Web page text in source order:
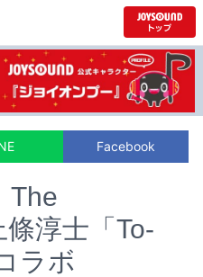
Facebook
The
淳士「To-
ラボ